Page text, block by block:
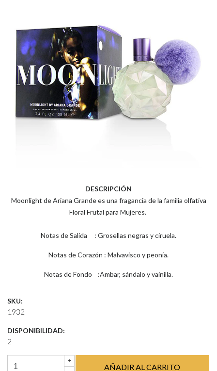
DESCRIPCIÓN
Moonlight de Ariana Grande es una fragancia de la familia olfativa
Floral Frutal para Mujeres.
Notas de Salida : Grosellas negras y ciruela.
Notas de Corazón : Malvavisco y peonía.
Notas de Fondo :Ambar, sándalo y vainilla.
SKU:
1932
DISPONIBILIDAD:
2
+